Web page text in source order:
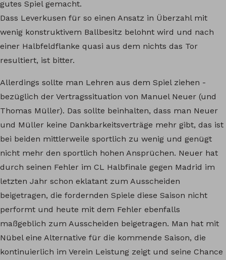
gutes Spiel gemacht.
Dass Leverkusen für so einen Ansatz in Überzahl mit
wenig konstruktivem Ballbesitz belohnt wird und nach
einer Halbfeldflanke quasi aus dem nichts das Tor
resultiert, ist bitter.
Allerdings sollte man Lehren aus dem Spiel ziehen -
bezüglich der Vertragssituation von Manuel Neuer (und
Thomas Müller). Das sollte beinhalten, dass man Neuer
und Müller keine Dankbarkeitsverträge mehr gibt, das ist
bei beiden mittlerweile sportlich zu wenig und genügt
nicht mehr den sportlich hohen Ansprüchen. Neuer hat
durch seinen Fehler im CL Halbfinale gegen Madrid im
letzten Jahr schon eklatant zum Ausscheiden
beigetragen, die fordernden Spiele diese Saison nicht
performt und heute mit dem Fehler ebenfalls
maßgeblich zum Ausscheiden beigetragen. Man hat mit
Nübel eine Alternative für die kommende Saison, die
kontinuierlich im Verein Leistung zeigt und seine Chance